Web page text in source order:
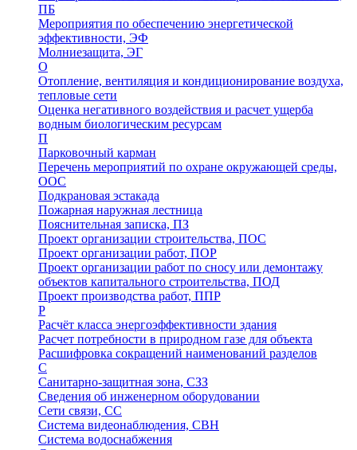
ПБ
Мероприятия по обеспечению энергетической
эффективности, ЭФ
Молниезащита, ЭГ
О
Отопление, вентиляция и кондиционирование воздуха,
тепловые сети
Оценка негативного воздействия и расчет ущерба
водным биологическим ресурсам
П
Парковочный карман
Перечень мероприятий по охране окружающей среды,
ООС
Подкрановая эстакада
Пожарная наружная лестница
Пояснительная записка, ПЗ
Проект организации строительства, ПОС
Проект организации работ, ПОР
Проект организации работ по сносу или демонтажу
объектов капитального строительства, ПОД
Проект производства работ, ППР
Р
Расчёт класса энергоэффективности здания
Расчет потребности в природном газе для объекта
Расшифровка сокращений наименований разделов
С
Санитарно-защитная зона, СЗЗ
Сведения об инженерном оборудовании
Сети связи, СС
Система видеонаблюдения, СВН
Система водоснабжения